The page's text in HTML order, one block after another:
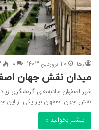
رها 20 فروردین 1403 0
میدان نقش جهان
شهر اصفهان جاذبه‌های گردشگری
نقش جهان اصفهان نیز یکی از این
بیشتر بخوانید »